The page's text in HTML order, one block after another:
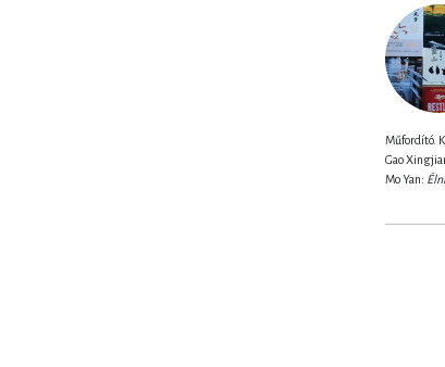
Műfordító.
Gao
Mo Yan: